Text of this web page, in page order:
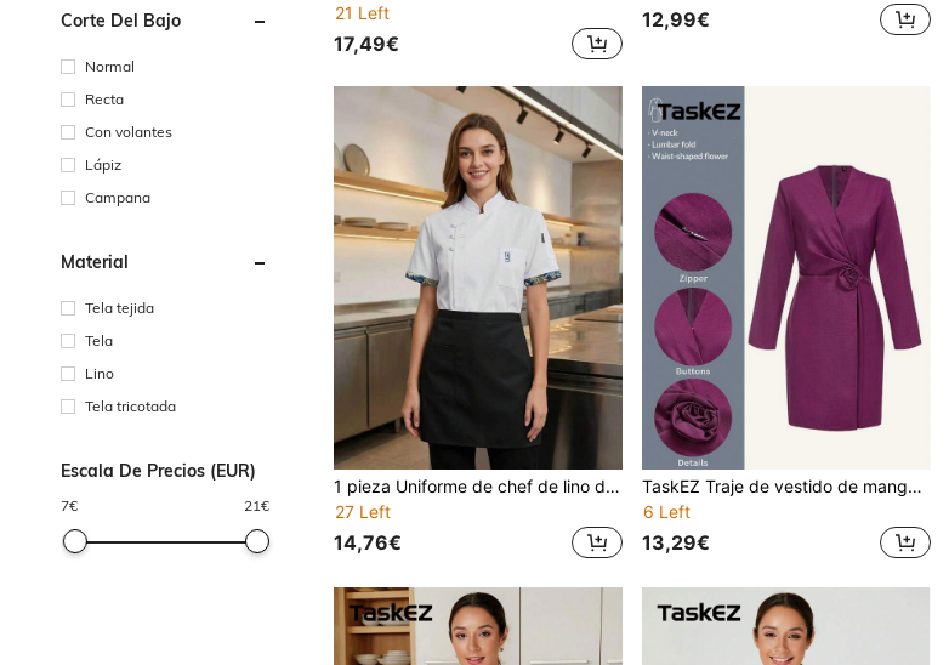
Corte Del Bajo
Normal
Recta
Con volantes
Lápiz
Campana
Material
Tela tejida
Tela
Lino
Tela tricotada
Escala De Precios (EUR)
7€ 21€
21 Left
17,49€
12,99€
1 pieza Uniforme de chef de lino de unicolor casual, blanco amigable con la piel para otoño
27 Left
14,76€
TaskEZ Traje de vestido de manga larga de cremallera cruzada con estampado floral elegante de unicolor para mujer
6 Left
13,29€